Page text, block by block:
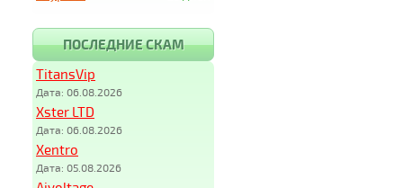
ПОСЛЕДНИЕ СКАМ
TitansVip
Дата: 06.08.2026
Xster LTD
Дата: 06.08.2026
Xentro
Дата: 05.08.2026